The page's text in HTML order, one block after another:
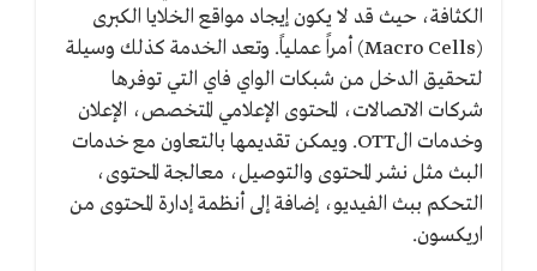
الكثافة، حيث قد لا يكون إيجاد مواقع الخلايا الكبرى
(Macro Cells) أمراً عملياً. وتعد الخدمة كذلك وسيلة
لتحقيق الدخل من شبكات الواي فاي التي توفرها
شركات الاتصالات، المحتوى الإعلامي المتخصص، الإعلان
وخدمات الOTT. ويمكن تقديمها بالتعاون مع خدمات
البث مثل نشر المحتوى والتوصيل، معالجة المحتوى،
التحكم ببث الفيديو، إضافة إلى أنظمة إدارة المحتوى من
اريكسون.